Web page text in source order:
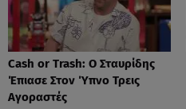
Cash or Trash: Ο Σταυρίδης
Έπιασε Στον Ύπνο Τρεις
Αγοραστές